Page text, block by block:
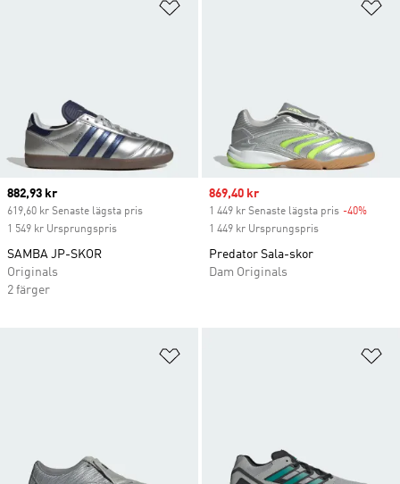
Current price
882,93 kr
619,60 kr Senaste lägsta pris
1 549 kr Ursprungspris
SAMBA JP-SKOR
Originals
2 färger
Sale price
869,40 kr
1 449 kr Senaste lägsta pris -40%
1 449 kr Ursprungspris
Predator Sala-skor
Dam Originals